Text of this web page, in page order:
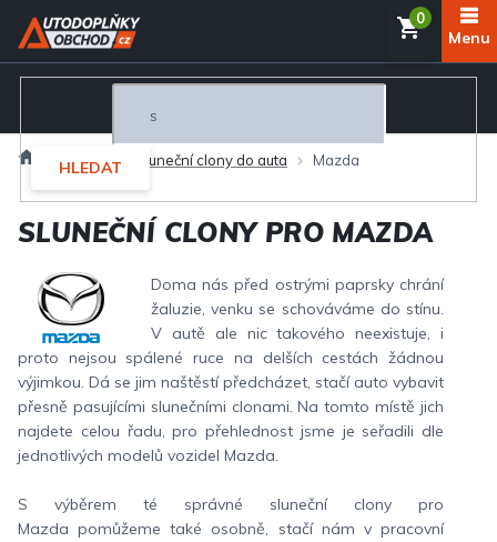
Přejít
obsah
HLEDAT
Interiér Sluneční clony do auta Mazda
SLUNEČNÍ CLONY PRO MAZDA
Doma nás před ostrými paprsky chrání
žaluzie, venku se schováváme do stínu.
V autě ale nic takového neexistuje, i
proto nejsou spálené ruce na delších cestách žádnou
výjimkou. Dá se jim naštěstí předcházet, stačí auto vybavit
přesně pasujícími slunečními clonami. Na tomto místě jich
najdete celou řadu, pro přehlednost jsme je seřadili dle
jednotlivých modelů vozidel Mazda.
S výběrem té správné sluneční clony pro
Mazda pomůžeme také osobně, stačí nám v pracovní